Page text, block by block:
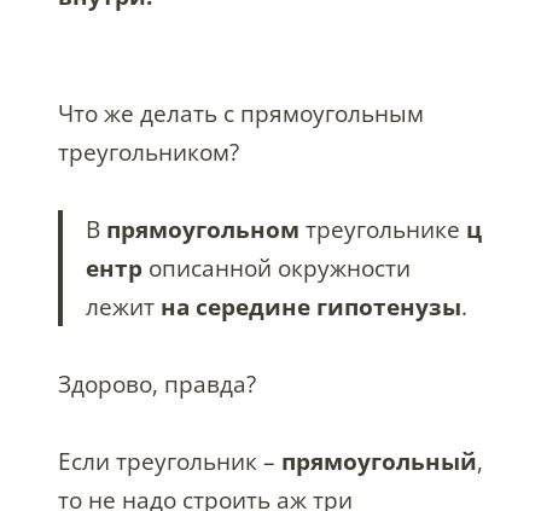
Что же делать с прямоугольным
треугольником?
В прямоугольном треугольнике ц
ентр описанной окружности
лежит на середине гипотенузы.
Здорово, правда?
Если треугольник – прямоугольный,
то не надо строить аж три